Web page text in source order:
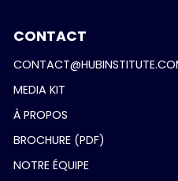
CONTACT
MEDIA KIT
À PROPOS
BROCHURE (PDF)
NOTRE ÉQUIPE